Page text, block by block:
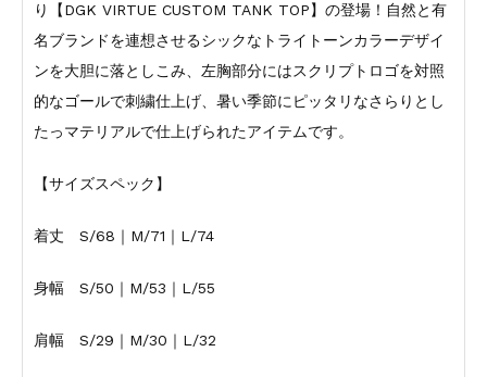
り【DGK VIRTUE CUSTOM TANK TOP】の登場！自然と有
名ブランドを連想させるシックなトライトーンカラーデザイ
ンを大胆に落としこみ、左胸部分にはスクリプトロゴを対照
的なゴールで刺繍仕上げ、暑い季節にピッタリなさらりとし
たっマテリアルで仕上げられたアイテムです。
【サイズスペック】
着丈 S/68｜M/71｜L/74
身幅 S/50｜M/53｜L/55
肩幅 S/29｜M/30｜L/32